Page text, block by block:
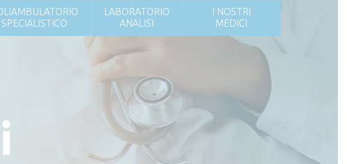
SPECIALISTICO
LABORATORIO
ANALISI
I NOSTRI
MEDICI